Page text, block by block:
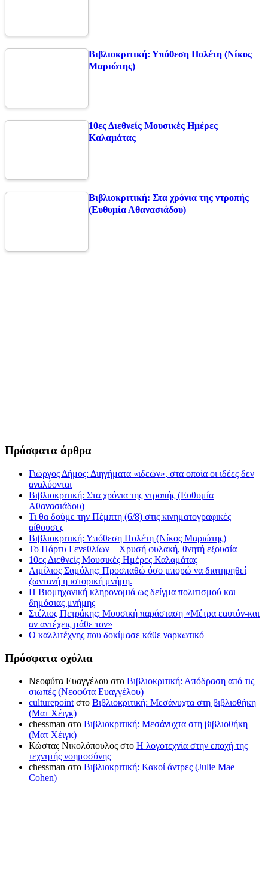
Βιβλιοκριτική: Υπόθεση Πολέτη (Νίκος
Μαριώτης)
10ες Διεθνείς Μουσικές Ημέρες
Καλαμάτας
Βιβλιοκριτική: Στα χρόνια της ντροπής
(Ευθυμία Αθανασιάδου)
Πρόσφατα άρθρα
Γιώργος Δήμος: Διηγήματα «ιδεών», στα οποία οι ιδέες δεν
αναλύονται
Βιβλιοκριτική: Στα χρόνια της ντροπής (Ευθυμία
Αθανασιάδου)
Τι θα δούμε την Πέμπτη (6/8) στις κινηματογραφικές
αίθουσες
Βιβλιοκριτική: Υπόθεση Πολέτη (Νίκος Μαριώτης)
Το Πάρτυ Γενεθλίων – Χρυσή φυλακή, θνητή εξουσία
10ες Διεθνείς Μουσικές Ημέρες Καλαμάτας
Αιμίλιος Σαμόλης: Προσπαθώ όσο μπορώ να διατηρηθεί
ζωντανή η ιστορική μνήμη.
Η Βιομηχανική κληρονομιά ως δείγμα πολιτισμού και
δημόσιας μνήμης
Στέλιος Πετράκης: Μουσική παράσταση «Μέτρα εαυτόν-και
αν αντέχεις μάθε τον»
Ο καλλιτέχνης που δοκίμασε κάθε ναρκωτικό
Πρόσφατα σχόλια
Νεοφύτα Ευαγγέλου στο Βιβλιοκριτική: Απόδραση από τις
σιωπές (Νεοφύτα Ευαγγέλου)
culturepointστο Βιβλιοκριτική: Μεσάνυχτα στη βιβλιοθήκη
(Ματ Χέιγκ)
chessman στο Βιβλιοκριτική: Μεσάνυχτα στη βιβλιοθήκη
(Ματ Χέιγκ)
Κώστας Νικολόπουλος στο Η λογοτεχνία στην εποχή της
τεχνητής νοημοσύνης
chessman στο Βιβλιοκριτική: Κακοί άντρες (Julie Mae
Cohen)